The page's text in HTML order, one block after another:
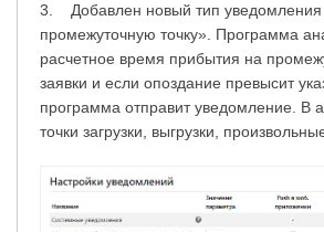
3. Добавлен новый тип уведомления
промежуточную точку». Программа
расчетное время прибытия на
заявки и если опоздание превысит
программа отправит уведомление. В
точки загрузки, выгрузки,